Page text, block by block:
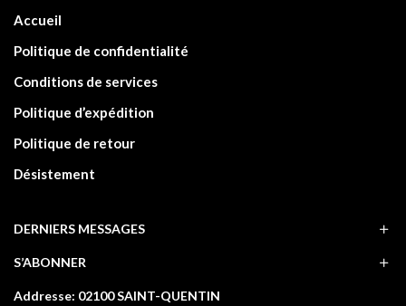
Accueil
Politique de confidentialité
Conditions de services
Politique d’expédition
Politique de retour
Désistement
DERNIERS MESSAGES
S’ABONNER
Addresse: 02100 SAINT-QUENTIN